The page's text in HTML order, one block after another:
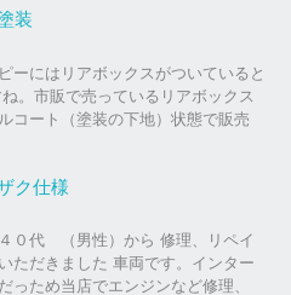
装
ーにはリアボックスがついていると
。市販で売っているリアボックス
コート（塗装の下地）状態で販売
ク仕様
０代 （男性）から 修理、リペイ
ただきました 車両です。インター
っため当店でエンジンなど修理、